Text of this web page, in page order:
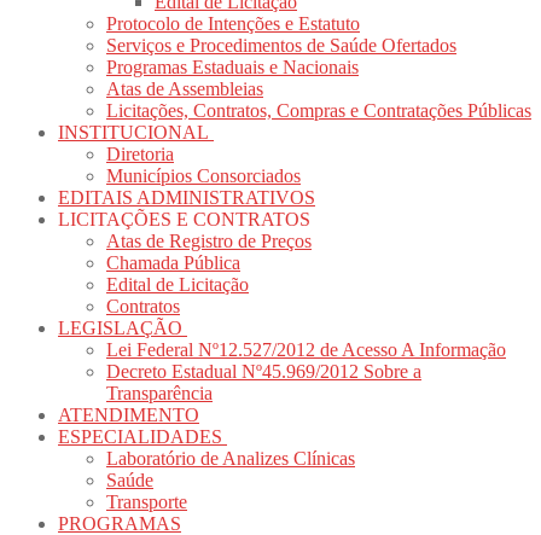
Protocolo de Intenções e Estatuto
Serviços e Procedimentos de Saúde Ofertados
Programas Estaduais e Nacionais
Atas de Assembleias
Licitações, Contratos, Compras e Contratações Públicas
INSTITUCIONAL
Diretoria
Municípios Consorciados
EDITAIS ADMINISTRATIVOS
LICITAÇÕES E CONTRATOS
Atas de Registro de Preços
Chamada Pública
Edital de Licitação
Contratos
LEGISLAÇÃO
Lei Federal Nº12.527/2012 de Acesso A Informação
Decreto Estadual Nº45.969/2012 Sobre a
Transparência
ATENDIMENTO
ESPECIALIDADES
Laboratório de Analizes Clínicas
Saúde
Transporte
PROGRAMAS